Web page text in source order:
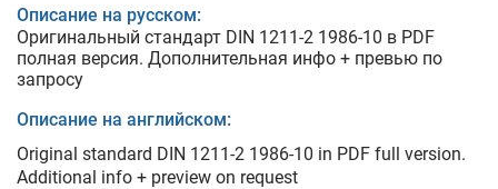
Описание на русском:
Оригинальный стандарт DIN 1211-2 1986-10 в PDF
полная версия. Дополнительная инфо + превью по
запросу
Описание на английском:
Original standard DIN 1211-2 1986-10 in PDF full version.
Additional info + preview on request